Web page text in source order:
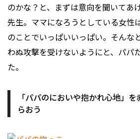
のかな？と、まずは意向を聞いてあ
先生。ママになろうとしている女性
のことでいっぱいいっぱい。そんな
わぬ攻撃を受けないようにと、パパ
た。
「パパのにおいや抱かれ心地」
らおう